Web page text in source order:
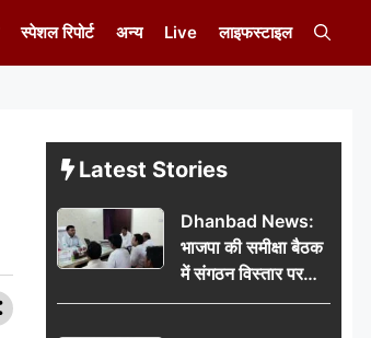
स्पेशल रिपोर्ट अन्य Live लाइफस्टाइल
Latest Stories
Dhanbad News:
भाजपा की समीक्षा बैठक
में संगठन विस्तार पर
मंथन, बीडीओ से